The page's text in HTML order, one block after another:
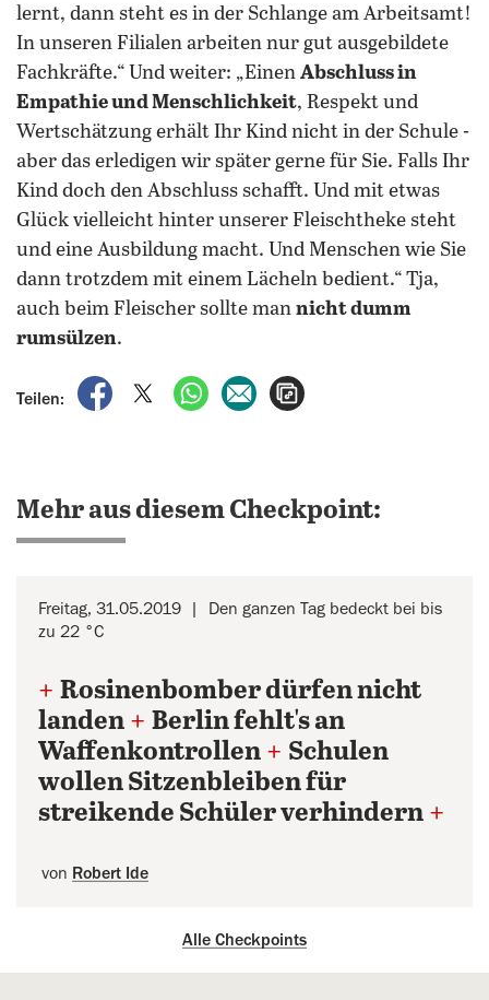
lernt, dann steht es in der Schlange am Arbeitsamt!
In unseren Filialen arbeiten nur gut ausgebildete
Fachkräfte.“ Und weiter: „Einen Abschluss in
Empathie und Menschlichkeit, Respekt und
Wertschätzung erhält Ihr Kind nicht in der Schule -
aber das erledigen wir später gerne für Sie. Falls Ihr
Kind doch den Abschluss schafft. Und mit etwas
Glück vielleicht hinter unserer Fleischtheke steht
und eine Ausbildung macht. Und Menschen wie Sie
dann trotzdem mit einem Lächeln bedient.“ Tja,
auch beim Fleischer sollte man nicht dumm
rumsülzen.
Teilen:
auf Facebook teilen
auf X teilenper WhatsApp teilen
per E-Mail teilen
Mehr aus diesem Checkpoint:
Freitag, 31.05.2019
Den ganzen Tag bedeckt bei bis
zu 22 °C
+ Rosinenbomber dürfen nicht
landen + Berlin fehlt's an
Waffenkontrollen + Schulen
wollen Sitzenbleiben für
streikende Schüler verhindern +
von Robert Ide
Alle Checkpoints